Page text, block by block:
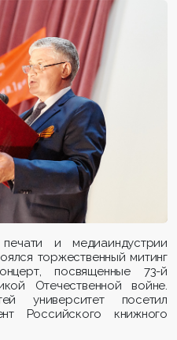
и медиаиндустрии
торжественный митинг
посвященные 73-й
Отечественной войне.
университет посетил
Российского книжного